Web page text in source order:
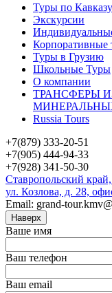
Туры по Кавказу
Экскурсии
Корпоративные
Туры в Грузию
Школьные Туры
О компании
ТРАНСФЕРЫ
Russia Tours
+7(879) 333-20-51
+7(905) 444-94-33
+7(928) 341-50-30
Ставропольский
ул. Козлова, д. 28,
Email: grand-
Наверх
Ваше имя
Ваш телефон
Ваш email